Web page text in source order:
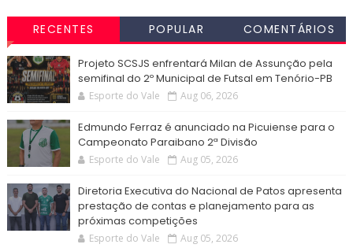
RECENTES POPULAR COMENTÁRIOS
Projeto SCSJS enfrentará Milan de Assunção pela
semifinal do 2º Municipal de Futsal em Tenório-PB
Esporte do Vale Aug 06, 2026
Edmundo Ferraz é anunciado na Picuiense para o
Campeonato Paraibano 2ª Divisão
Esporte do Vale Aug 05, 2026
Diretoria Executiva do Nacional de Patos apresenta
prestação de contas e planejamento para as
próximas competições
Esporte do Vale Aug 05, 2026